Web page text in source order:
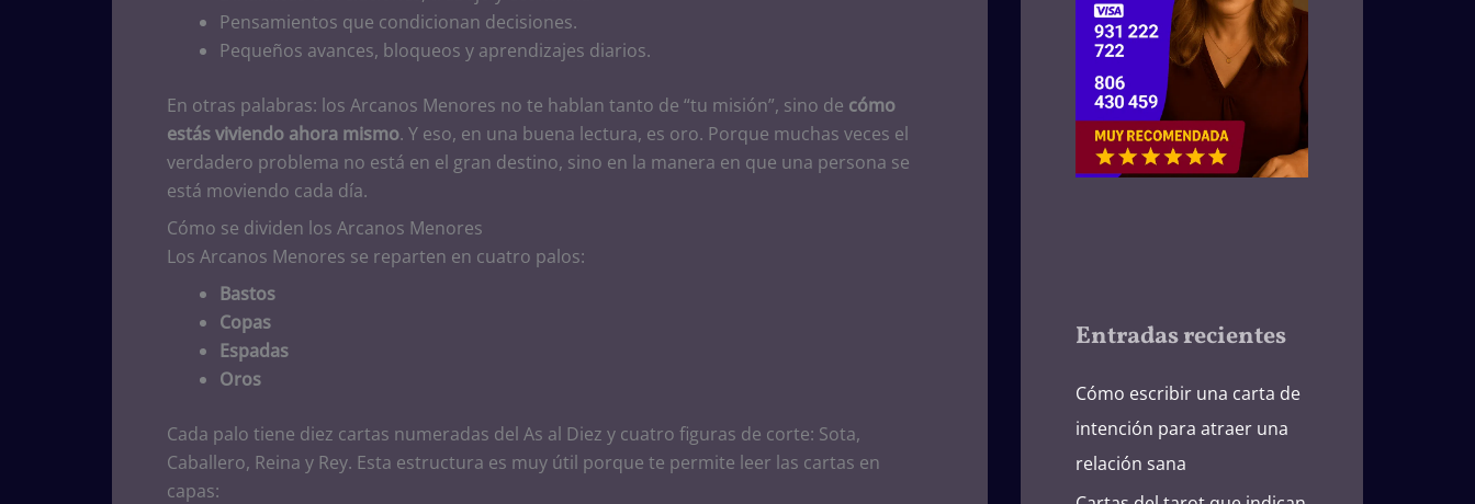
Pensamientos que condicionan decisiones.
Pequeños avances, bloqueos y aprendizajes diarios.
En otras palabras: los Arcanos Menores no te hablan tanto de “tu misión”, sino de cómo
estás viviendo ahora mismo. Y eso, en una buena lectura, es oro. Porque muchas veces el
verdadero problema no está en el gran destino, sino en la manera en que una persona se
está moviendo cada día.
Cómo se dividen los Arcanos Menores
Los Arcanos Menores se reparten en cuatro palos:
Bastos
Copas
Espadas
Oros
Cada palo tiene diez cartas numeradas del As al Diez y cuatro figuras de corte: Sota,
Caballero, Reina y Rey. Esta estructura es muy útil porque te permite leer las cartas en
capas:
Entradas recientes
Cómo escribir una carta de
intención para atraer una
relación sana